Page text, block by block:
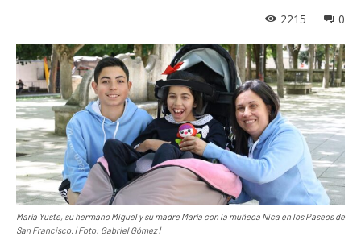
0
2215
María Yuste, su hermano Miguel y su madre María con la muñeca Nica en los Paseos de
San Francisco. | Foto: Gabriel Gómez |